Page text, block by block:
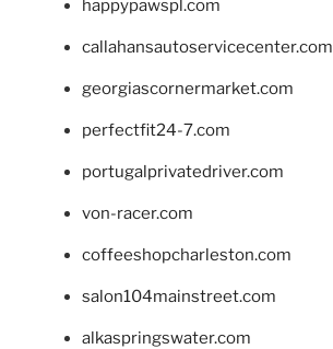
happypawspl.com
callahansautoservicecenter.com
georgiascornermarket.com
perfectfit24-7.com
portugalprivatedriver.com
von-racer.com
coffeeshopcharleston.com
salon104mainstreet.com
alkaspringswater.com